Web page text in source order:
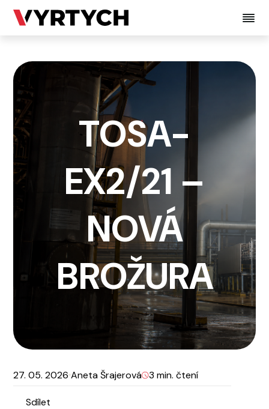
TOSA-
EX2/21 –
NOVÁ
BROŽURA
27. 05. 2026Aneta Šrajerová 3 min. čtení
Sdílet